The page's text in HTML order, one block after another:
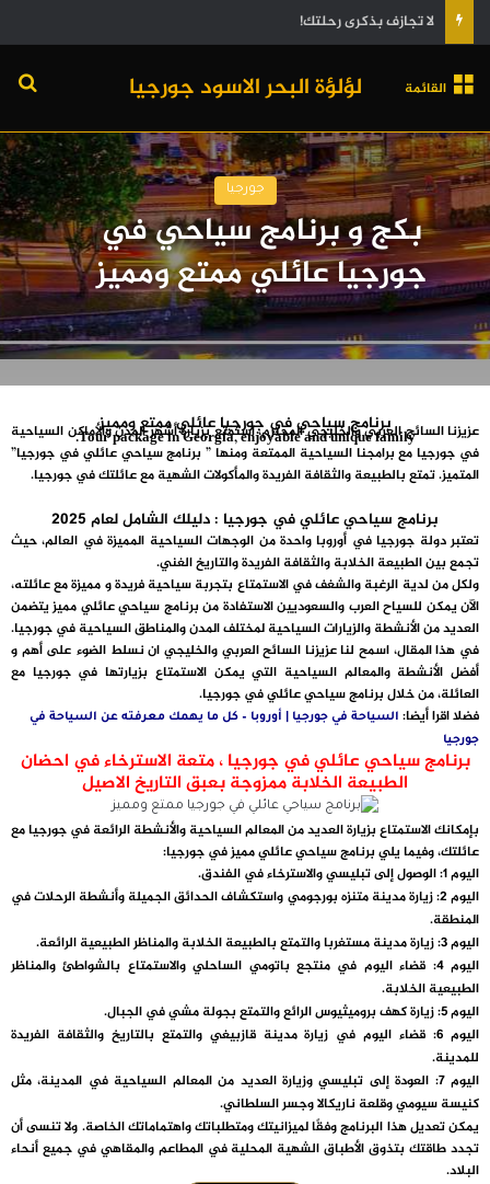
من المطار إلى المطار: دليلك الشامل لاستكشاف جورجيا
لؤلؤة البحر الاسود جورجيا القائمة
جورجيا
بكج و برنامج سياحي في
جورجيا عائلي ممتع ومميز
برنامج سياحي في جورجيا عائلي ممتع ومميز
Tour package in Georgia, enjoyable and unique family.
عزيزنا السائح العربي والخليجي المحترم، استمتع بزيارة أشهر المدن والأماكن السياحية
في جورجيا مع برامجنا السياحية الممتعة ومنها ” برنامج سياحي عائلي في جورجيا”
المتميز. تمتع بالطبيعة والثقافة الفريدة والمأكولات الشهية مع عائلتك في جورجيا.
برنامج سياحي عائلي في جورجيا : دليلك الشامل لعام 2025
تعتبر دولة جورجيا في أوروبا واحدة من الوجهات السياحية المميزة في العالم، حيث
تجمع بين الطبيعة الخلابة والثقافة الفريدة والتاريخ الغني.
ولكل من لدية الرغبة والشغف في الاستمتاع بتجربة سياحية فريدة و مميزة مع عائلته،
الآن يمكن للسياح العرب والسعوديين الاستفادة من برنامج سياحي عائلي مميز يتضمن
العديد من الأنشطة والزيارات السياحية لمختلف المدن والمناطق السياحية في جورجيا.
في هذا المقال، اسمح لنا عزيزنا السائح العربي والخليجي ان نسلط الضوء على أهم و
أفضل الأنشطة والمعالم السياحية التي يمكن الاستمتاع بزيارتها في جورجيا مع
العائلة، من خلال برنامج سياحي عائلي في جورجيا.
فضلا اقرا أيضا: السياحة في جورجيا | أوروبا – كل ما يهمك معرفته عن السياحة في
جورجيا
برنامج سياحي عائلي في جورجيا ، متعة الاسترخاء في احضان
الطبيعة الخلابة ممزوجة بعبق التاريخ الاصيل
بإمكانك الاستمتاع بزيارة العديد من المعالم السياحية والأنشطة الرائعة في جورجيا مع
عائلتك، وفيما يلي برنامج سياحي عائلي مميز في جورجيا:
اليوم 1: الوصول إلى تبليسي والاسترخاء في الفندق.
اليوم 2: زيارة مدينة متنزه بورجومي واستكشاف الحدائق الجميلة وأنشطة الرحلات في
المنطقة.
اليوم 3: زيارة مدينة مستغربا والتمتع بالطبيعة الخلابة والمناظر الطبيعية الرائعة.
اليوم 4: قضاء اليوم في منتجع باتومي الساحلي والاستمتاع بالشواطئ والمناظر
الطبيعية الخلابة.
اليوم 5: زيارة كهف بروميثيوس الرائع والتمتع بجولة مشي في الجبال.
اليوم 6: قضاء اليوم في زيارة مدينة قازبيغي والتمتع بالتاريخ والثقافة الفريدة
للمدينة.
اليوم 7: العودة إلى تبليسي وزيارة العديد من المعالم السياحية في المدينة، مثل
كنيسة سيومي وقلعة ناريكالا وجسر السلطاني.
يمكن تعديل هذا البرنامج وفقًا لميزانيتك ومتطلباتك واهتماماتك الخاصة. ولا تنسى أن
تجدد طاقتك بتذوق الأطباق الشهية المحلية في المطاعم والمقاهي في جميع أنحاء
البلاد.